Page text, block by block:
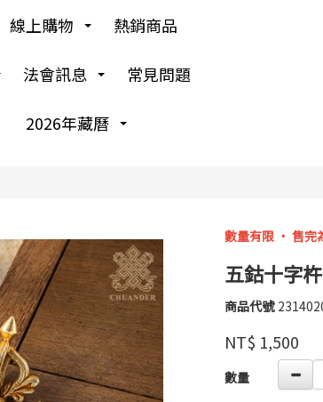
線上購物 熱銷商品
法會訊息 常見問題
2026年藏曆
數量有限 ‧ 售完
五鈷十字
商品代號
品牌
高
婉
瑜
NT$ 1,500
數量